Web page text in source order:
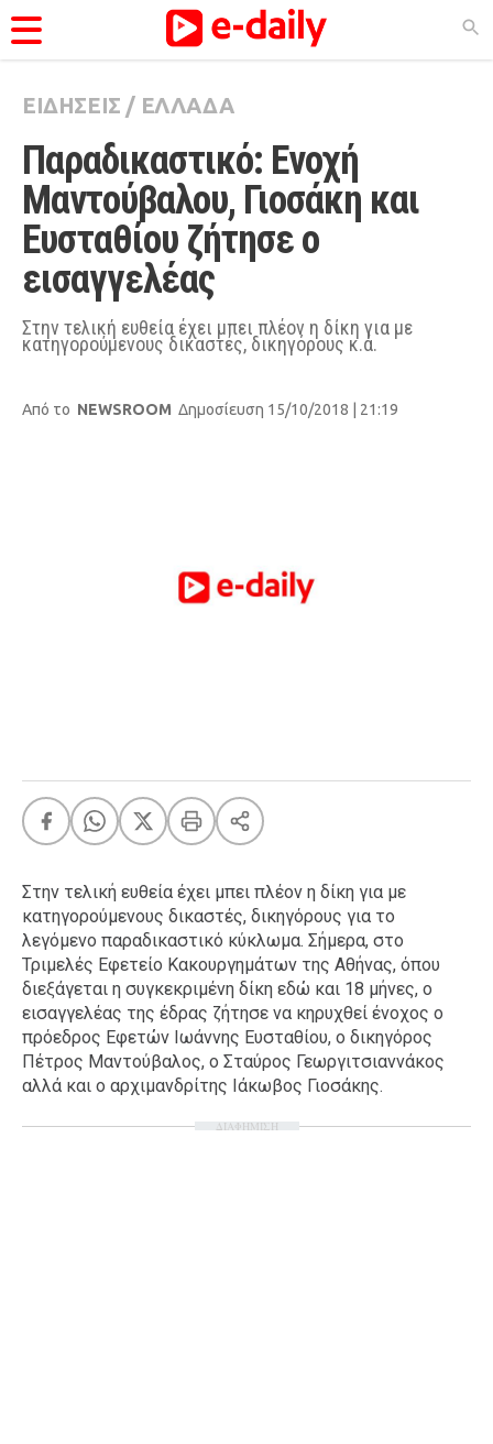
ΚΑΤΗΓΟΡΊΕΣ
Ειδήσεις
Θέματα
Videos
Podcasts
Viral
Life
City Guide
A-List LGBTQI+
Xmas
LIFE
Food
Body+Mind
Ταξίδια
Style
Σπίτι
Family
Σχέσεις
ΕΙΔΗΣΕΙΣ / ΕΛΛΑΔΑ
Παραδικαστικό: Ενοχή
Μαντούβαλου, Γιοσάκη και
Ευσταθίου ζήτησε ο
εισαγγελέας
Στην τελική ευθεία έχει μπει πλέον η δίκη για με
κατηγορούμενους δικαστές, δικηγόρους κ.ά.
Από το NEWSROOM Δημοσίευση 15/10/2018 | 21:19
Στην τελική ευθεία έχει μπει πλέον η δίκη για με
κατηγορούμενους δικαστές, δικηγόρους για το
λεγόμενο παραδικαστικό κύκλωμα. Σήμερα, στο
Τριμελές Εφετείο Κακουργημάτων της Αθήνας, όπου
διεξάγεται η συγκεκριμένη δίκη εδώ και 18 μήνες, ο
εισαγγελέας της έδρας ζήτησε να κηρυχθεί ένοχος ο
πρόεδρος Εφετών Ιωάννης Ευσταθίου, ο δικηγόρος
Πέτρος Μαντούβαλος, ο Σταύρος Γεωργιτσιαννάκος
αλλά και ο αρχιμανδρίτης Ιάκωβος Γιοσάκης.
ΔΙΑΦΗΜΙΣΗ